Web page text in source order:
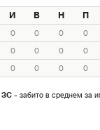
И В Н П
0 0 0
0
0
0 0
0
0
0 0 0
ЗС - забито в среднем за